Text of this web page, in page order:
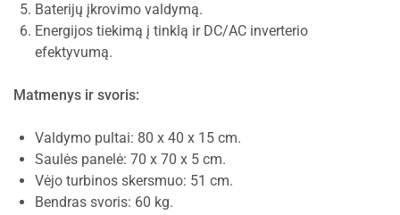
Baterijų įkrovimo valdymą.
Energijos tiekimą į tinklą ir DC/AC inverterio
efektyvumą.
Matmenys ir svoris:
Valdymo pultai: 80 x 40 x 15 cm.
Saulės panelė: 70 x 70 x 5 cm.
Vėjo turbinos skersmuo: 51 cm.
Bendras svoris: 60 kg.